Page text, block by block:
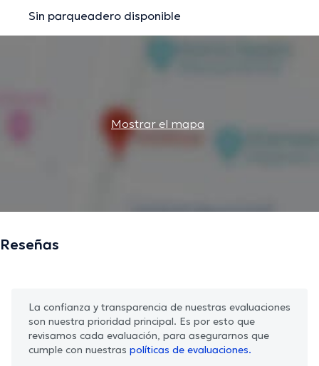
Sin parqueadero disponible
Mostrar el mapa
Reseñas
La confianza y transparencia de nuestras evaluaciones
son nuestra prioridad principal. Es por esto que
revisamos cada evaluación, para asegurarnos que
cumple con nuestras políticas de evaluaciones.